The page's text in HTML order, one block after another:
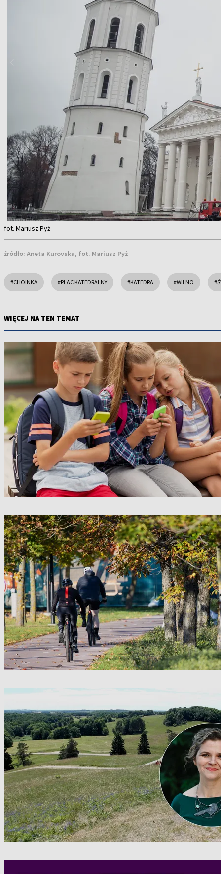
Item
1
of
fot. Mariusz Pyż
źródło: Aneta Kurovska, fot. Mariusz Pyż
#CHOINKA #PLAC KATEDRALNY #KATEDRA #WILNO
WIĘCEJ NA TEN TEMAT